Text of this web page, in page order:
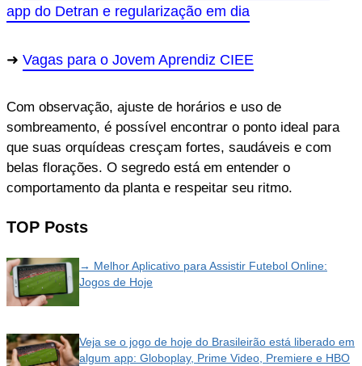
app do Detran e regularização em dia
Vagas para o Jovem Aprendiz CIEE
Com observação, ajuste de horários e uso de
sombreamento, é possível encontrar o ponto ideal para
que suas orquídeas cresçam fortes, saudáveis e com
belas florações. O segredo está em entender o
comportamento da planta e respeitar seu ritmo.
TOP Posts
→ Melhor Aplicativo para Assistir Futebol Online:
Jogos de Hoje
Veja se o jogo de hoje do Brasileirão está liberado em
algum app: Globoplay, Prime Video, Premiere e HBO